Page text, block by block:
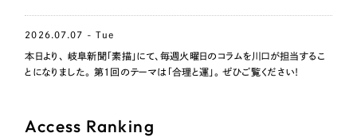
2026.07.07 - Tue
本日より、 岐阜新聞「素描」にて、毎週火曜日のコラムを川口が担当するこ
とになりました。 第1回のテーマは「合理と運」。 ぜひご覧ください！
Access Ranking